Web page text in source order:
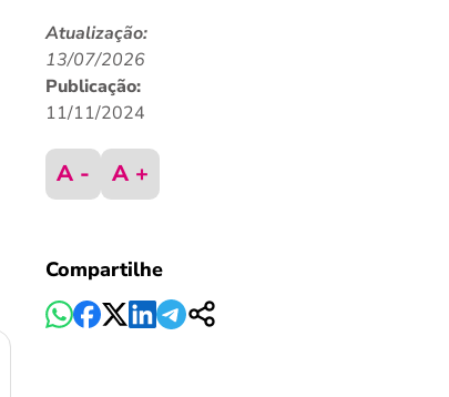
Atualização:
13/07/2026
Publicação:
11/11/2024
A - A +
Compartilhe